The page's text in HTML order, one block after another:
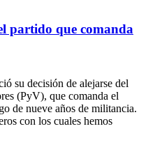
partido que comanda
su decisión de alejarse del
(PyV), que comanda el
de nueve años de militancia.
con los cuales hemos